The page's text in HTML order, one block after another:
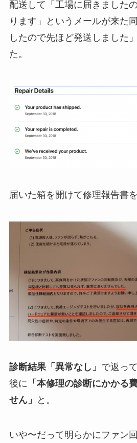
配送して「工場に届きました
ります」というメールが来た
したので先ほど発送しました
た。
届いた箱を開けて修理報告書
診断結果「異常なし」 で返っ
後に 「本修理の診断にかかる
せん」
と。
いや〜だって明らかにファン